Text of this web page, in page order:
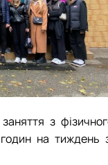
з
на тиждень